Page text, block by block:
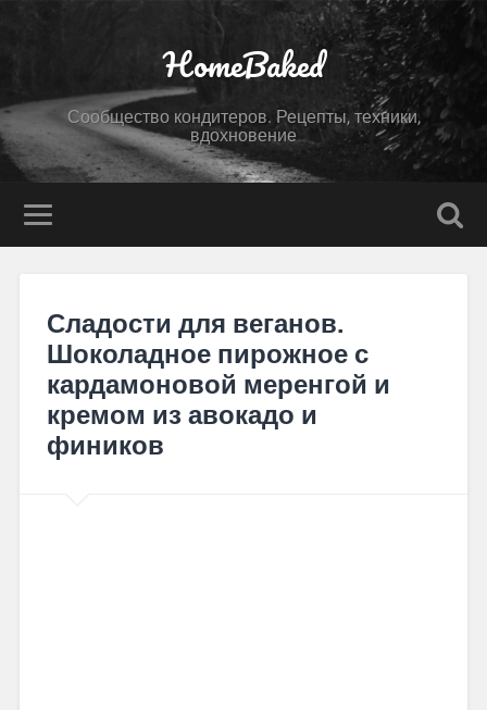
HomeBaked
Сообщество кондитеров. Рецепты, техники,
вдохновение
Сладости для веганов.
Шоколадное пирожное с
кардамоновой меренгой и
кремом из авокадо и
фиников